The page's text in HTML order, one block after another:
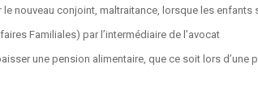
nouveau conjoint, maltraitance, lorsque les enfants
Familiales) par l’intermédiaire de l’avocat
une pension alimentaire, que ce soit lors d’une